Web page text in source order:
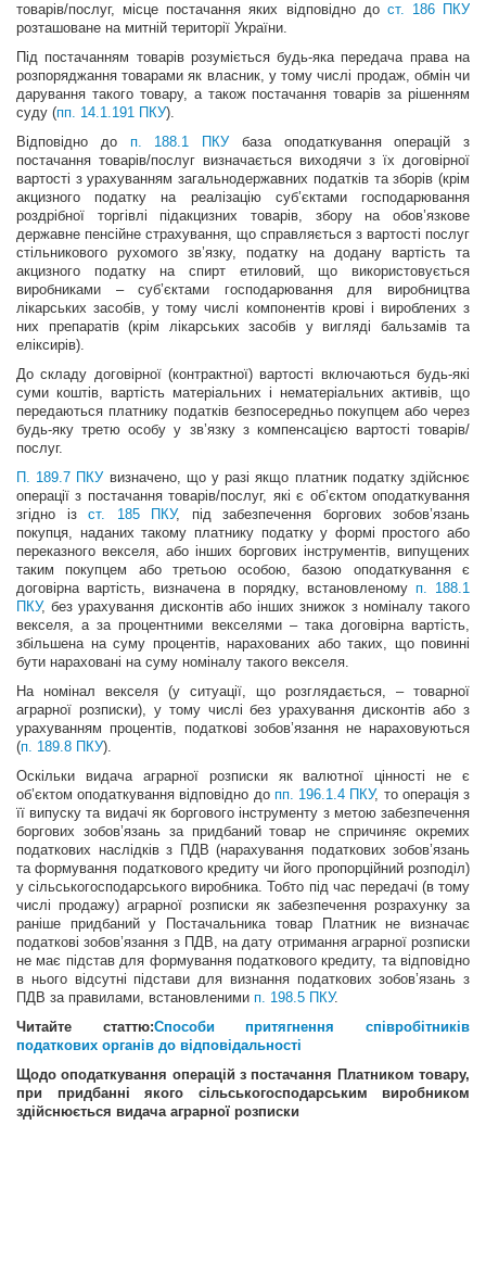
товарів/послуг, місце постачання яких відповідно до ст. 186 ПКУ
розташоване на митній території України.
Під постачанням товарів розуміється будь-яка передача права на
розпоряджання товарами як власник, у тому числі продаж, обмін чи
дарування такого товару, а також постачання товарів за рішенням
суду (пп. 14.1.191 ПКУ).
Відповідно до п. 188.1 ПКУбаза оподаткування операцій з
постачання товарів/послуг визначається виходячи з їх договірної
вартості з урахуванням загальнодержавних податків та зборів (крім
акцизного податку на реалізацію суб’єктами господарювання
роздрібної торгівлі підакцизних товарів, збору на обов’язкове
державне пенсійне страхування, що справляється з вартості послуг
стільникового рухомого зв’язку, податку на додану вартість та
акцизного податку на спирт етиловий, що використовується
виробниками – суб’єктами господарювання для виробництва
лікарських засобів, у тому числі компонентів крові і вироблених з
них препаратів (крім лікарських засобів у вигляді бальзамів та
еліксирів).
До складу договірної (контрактної) вартості включаються будь-які
суми коштів, вартість матеріальних і нематеріальних активів, що
передаються платнику податків безпосередньо покупцем або через
будь-яку третю особу у зв’язку з компенсацією вартості товарів/
послуг.
П. 189.7 ПКУвизначено, що у разі якщо платник податку здійснює
операції з постачання товарів/послуг, які є об’єктом оподаткування
згідно із ст. 185 ПКУ, під забезпечення боргових зобов’язань
покупця, наданих такому платнику податку у формі простого або
переказного векселя, або інших боргових інструментів, випущених
таким покупцем або третьою особою, базою оподаткування є
договірна вартість, визначена в порядку, встановленому п. 188.1
ПКУ, без урахування дисконтів або інших знижок з номіналу такого
векселя, а за процентними векселями – така договірна вартість,
збільшена на суму процентів, нарахованих або таких, що повинні
бути нараховані на суму номіналу такого векселя.
На номінал векселя (у ситуації, що розглядається, – товарної
аграрної розписки), у тому числі без урахування дисконтів або з
урахуванням процентів, податкові зобов’язання не нараховуються
(п. 189.8 ПКУ).
Оскільки видача аграрної розписки як валютної цінності не є
об’єктом оподаткування відповідно до пп. 196.1.4 ПКУ, то операція з
її випуску та видачі як боргового інструменту з метою забезпечення
боргових зобов’язань за придбаний товар не спричиняє окремих
податкових наслідків з ПДВ (нарахування податкових зобов’язань
та формування податкового кредиту чи його пропорційний розподіл)
у сільськогосподарського виробника. Тобто під час передачі (в тому
числі продажу) аграрної розписки як забезпечення розрахунку за
раніше придбаний у Постачальника товар Платник не визначає
податкові зобов’язання з ПДВ, на дату отримання аграрної розписки
не має підстав для формування податкового кредиту, та відповідно
в нього відсутні підстави для визнання податкових зобов’язань з
ПДВ за правилами, встановленими п. 198.5 ПКУ.
Читайте статтю:Способи притягнення співробітників
податкових органів до відповідальності
Щодо оподаткування операцій з постачання Платником товару,
при придбанні якого сільськогосподарським виробником
здійснюється видача аграрної розписки